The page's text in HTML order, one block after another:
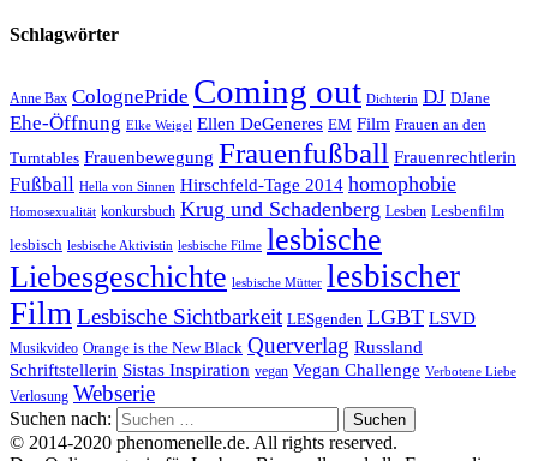
Schlagwörter
Anne Bax ColognePride Coming out Dichterin DJ DJane
Ehe-Öffnung Elke Weigel Ellen DeGeneres EM Film Frauen an den
Turntables Frauenbewegung Frauenfußball Frauenrechtlerin
Fußball Hella von Sinnen Hirschfeld-Tage 2014 homophobie
Homosexualität konkursbuch Krug und Schadenberg Lesben Lesbenfilm
lesbisch lesbische Aktivistin lesbische Filme lesbische
Liebesgeschichte lesbische Mütter lesbischer
Film Lesbische Sichtbarkeit LESgenden LGBT LSVD
Musikvideo Orange is the New Black Querverlag Russland
Schriftstellerin Sistas Inspiration vegan Vegan Challenge Verbotene Liebe
Verlosung Webserie
Suchen nach:
© 2014-2020 phenomenelle.de. All rights reserved.